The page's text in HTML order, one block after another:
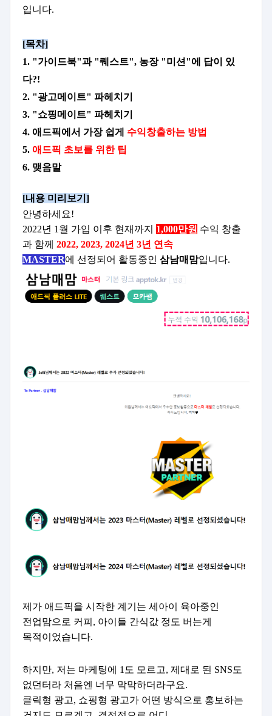
입니다.
[목차]
1. "가이드북"과 "퀘스트", 농장 "미션"에 답이 있
다?!
2. "광고메이트" 파헤치기
3. "쇼핑메이트" 파헤치기
4. 애드픽에서 가장 쉽게 수익창출하는 방법
5. 애드픽 초보를 위한 팁
6. 맺음말
[내용 미리보기]
안녕하세요!
2022년 1월 가입 이후 현재까지 1,000만원 수익 창출
과 함께 2022, 2023, 2024년 3년 연속
MASTER에 선정되어 활동중인 삼남매맘입니다.
제가 애드픽을 시작한 계기는 세아이 육아중인
전업맘으로 커피, 아이들 간식값 정도 버는게
목적이었습니다.
하지만, 저는 마케팅에 1도 모르고, 제대로 된 SNS도
없던터라 처음엔 너무 막막하더라구요.
클릭형 광고, 쇼핑형 광고가 어떤 방식으로 홍보하는